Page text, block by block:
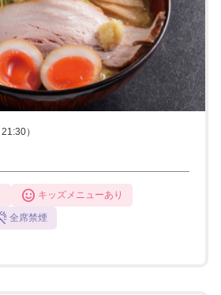
）
キッズメニューあり
全席禁煙